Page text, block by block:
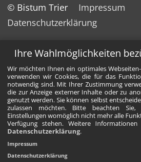
Ihre Wahlmöglichkeiten
Wir möchten Ihnen ein optimales
verwenden wir Cookies, die für das
notwendig sind. Mit Ihrer Zustimmung
die zur Anzeige externer Inhalte oder zu
genutzt werden. Sie können selbst
zulassen möchten. Bitte beachten
Einstellungen womöglich nicht mehr alle
Verfügung stehen. Weitere
Datenschutzerklärung.
Impressum
Datenschutzerklärung
© Bistum Trier
Impressum
Datenschutzerklärung